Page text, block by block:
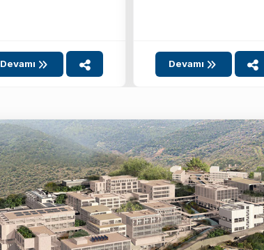
Devamı Devamı